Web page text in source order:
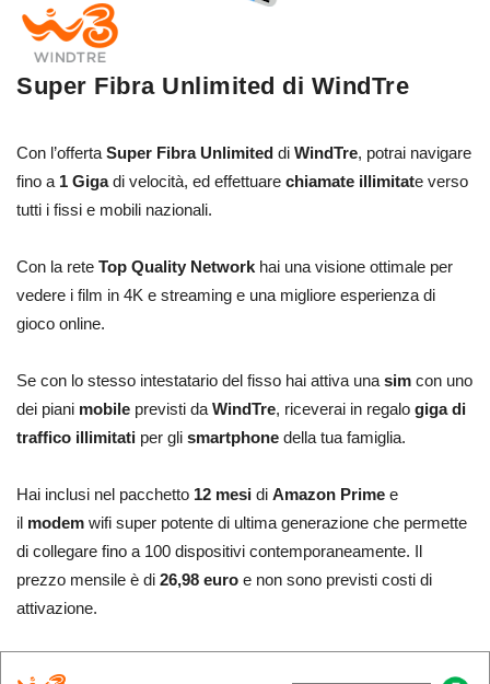
Super Fibra Unlimited di WindTre
Con l’offerta Super Fibra Unlimited di WindTre, potrai navigare
fino a 1 Gigadi velocità, ed effettuare chiamate illimitate verso
tutti i fissi e mobili nazionali.
Con la rete Top Quality Network hai una visione ottimale per
vedere i film in 4K e streaming e una migliore esperienza di
gioco online.
Se con lo stesso intestatario del fisso hai attiva una sim con uno
dei piani mobile previsti da WindTre, riceverai in regalo giga di
traffico illimitati per gli smartphone della tua famiglia.
Hai inclusi nel pacchetto 12 mesi di Amazon Prime e
il modem wifi super potente di ultima generazione che permette
di collegare fino a 100 dispositivi contemporaneamente. Il
prezzo mensile è di 26,98 euro e non sono previsti costi di
attivazione.